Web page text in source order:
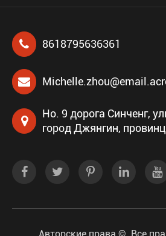
8618795636361
Но. 9 дорога Синченг,
город Джянгин,